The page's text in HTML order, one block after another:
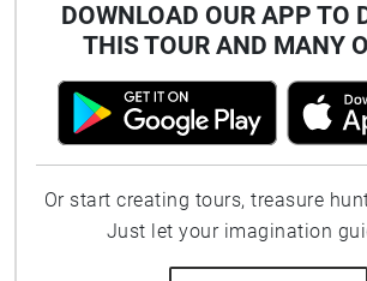
DOWNLOAD OUR APP TO
THIS TOUR AND MANY
Or start creating tours, treasure
Just let your imagination